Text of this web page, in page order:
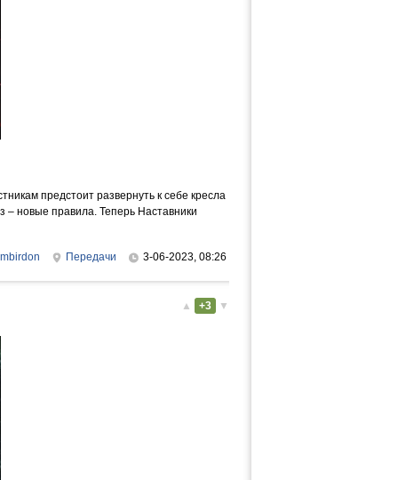
предстоит развернуть к себе кресла
новые правила. Теперь Наставники
Передачи 3-06-2023, 08:26
▲ +3 ▼